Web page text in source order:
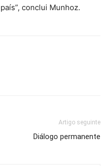
conclui Munhoz.
Artigo seguinte
Diálogo permanente